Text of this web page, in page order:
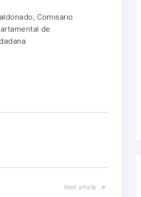
Comisario
de
Next article